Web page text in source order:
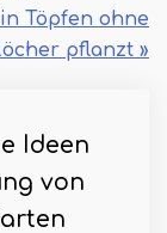
Töpfen ohne
pflanzt »
Ideen
von